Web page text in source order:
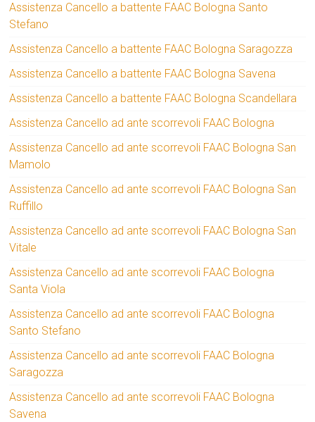
Assistenza Cancello a battente FAAC Bologna Santo
Stefano
Assistenza Cancello a battente FAAC Bologna Saragozza
Assistenza Cancello a battente FAAC Bologna Savena
Assistenza Cancello a battente FAAC Bologna Scandellara
Assistenza Cancello ad ante scorrevoli FAAC Bologna
Assistenza Cancello ad ante scorrevoli FAAC Bologna San
Mamolo
Assistenza Cancello ad ante scorrevoli FAAC Bologna San
Ruffillo
Assistenza Cancello ad ante scorrevoli FAAC Bologna San
Vitale
Assistenza Cancello ad ante scorrevoli FAAC Bologna
Santa Viola
Assistenza Cancello ad ante scorrevoli FAAC Bologna
Santo Stefano
Assistenza Cancello ad ante scorrevoli FAAC Bologna
Saragozza
Assistenza Cancello ad ante scorrevoli FAAC Bologna
Savena